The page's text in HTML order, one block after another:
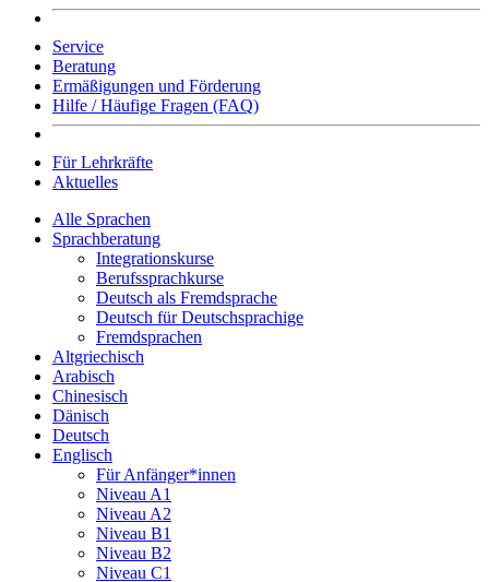
Service
Beratung
Ermäßigungen und Förderung
Hilfe / Häufige Fragen (FAQ)
Für Lehrkräfte
Aktuelles
Alle Sprachen
Sprachberatung
Integrationskurse
Berufssprachkurse
Deutsch als Fremdsprache
Deutsch für Deutschsprachige
Fremdsprachen
Altgriechisch
Arabisch
Chinesisch
Dänisch
Deutsch
Englisch
Für Anfänger*innen
Niveau A1
Niveau A2
Niveau B1
Niveau B2
Niveau C1